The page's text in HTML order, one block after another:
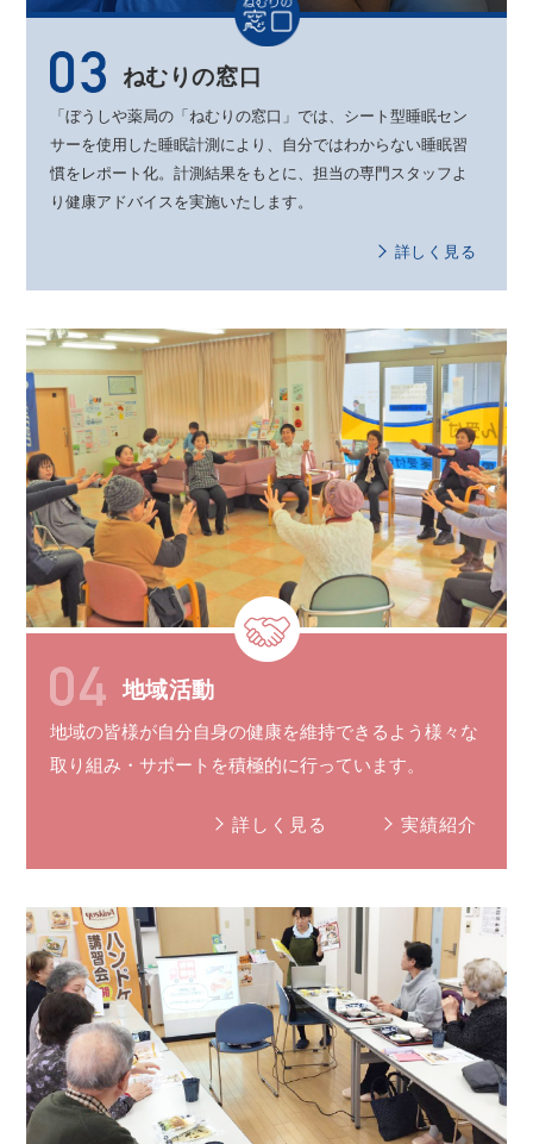
ねむりの窓口
「ぼうしや薬局の「ねむりの窓口」では、 シート型睡眠セン
サーを使用した睡眠計測により、 自分ではわからない睡眠習
慣をレポート化。計測結果をもとに、担当の専門スタッフよ
り健康アドバイスを実施いたします。
詳しく見る
地域活動
地域の皆様が自分自身の健康を維持できるよう様々な
取り組み ・サポート を積極的に行っています。
詳しく見る 実績紹介